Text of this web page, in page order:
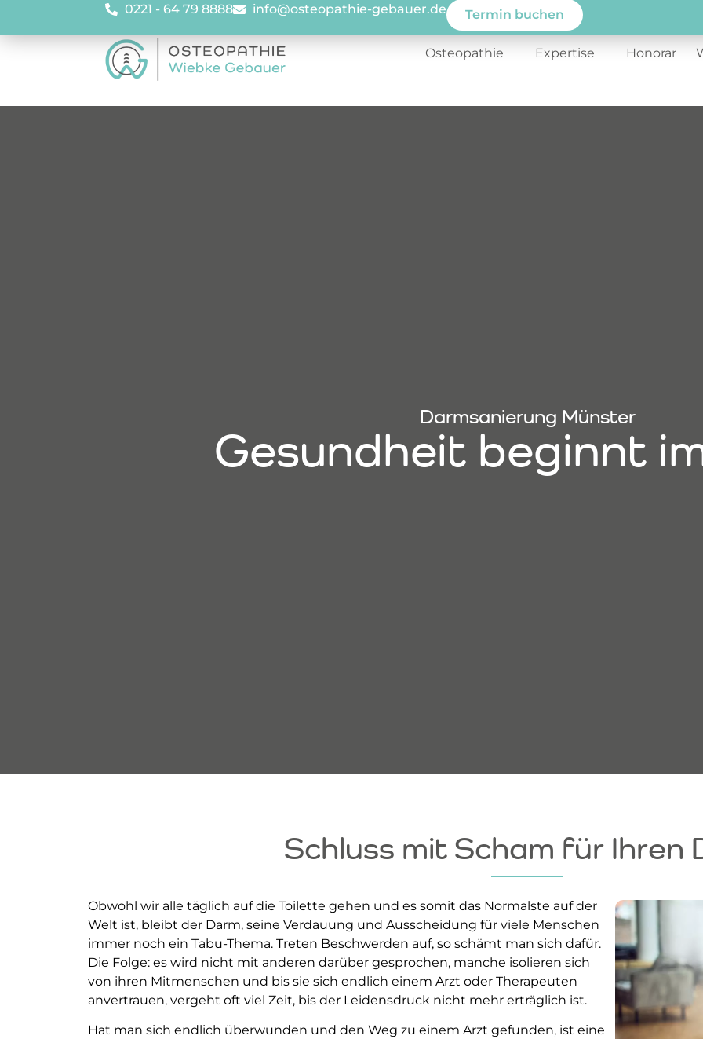
0221 - 64 79 8888 info@osteopathie-gebauer.de Termin buchen
Osteopathie Expertise Honorar
Darmsanierung Münster
Gesundheit beginnt
Schluss mit Scham für Ihren
Obwohl wir alle täglich auf die Toilette gehen und es somit das Normalste auf der
Welt ist, bleibt der Darm, seine Verdauung und Ausscheidung für viele Menschen
immer noch ein Tabu-Thema. Treten Beschwerden auf, so schämt man sich dafür.
Die Folge: es wird nicht mit anderen darüber gesprochen, manche isolieren sich
von ihren Mitmenschen und bis sie sich endlich einem Arzt oder Therapeuten
anvertrauen, vergeht oft viel Zeit, bis der Leidensdruck nicht mehr erträglich ist.
Hat man sich endlich überwunden und den Weg zu einem Arzt gefunden, ist eine